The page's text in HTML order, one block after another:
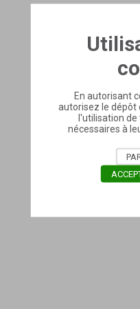
En autorisant
autorisez le dépôt
l'utilisation de
nécessaires à